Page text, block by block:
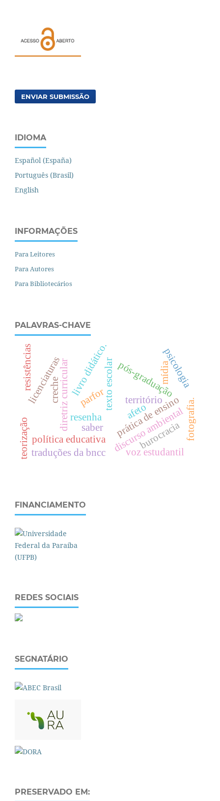
ENVIAR SUBMISSÃO
IDIOMA
Español (España)
Português (Brasil)
English
INFORMAÇÕES
Para Leitores
Para Autores
Para Bibliotecários
PALAVRAS-CHAVE
resenha
território
diretriz curricular prática de ensino
texto escolarpós-graduação
saber
política educativa
discurso ambiental
mídia
livro didático.
licenciaturas parfor
voz estudantil
creche
psicologia
traduções da bncc
fotografia.
teorização
afeto
resistências
burocracia
FINANCIAMENTO
REDES SOCIAIS
SEGNATÁRIO
PRESERVADO EM: